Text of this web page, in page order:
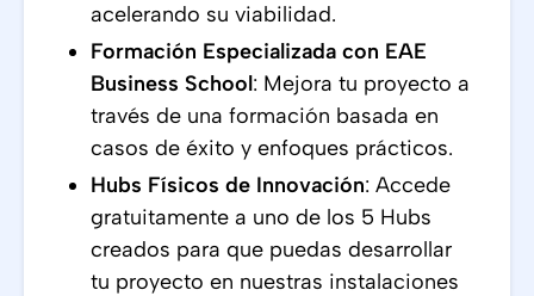
acelerando su viabilidad.
Formación Especializada con EAE
Business School: Mejora tu proyecto a
través de una formación basada en
casos de éxito y enfoques prácticos.
Hubs Físicos de Innovación: Accede
gratuitamente a uno de los 5 Hubs
creados para que puedas desarrollar
tu proyecto en nuestras instalaciones